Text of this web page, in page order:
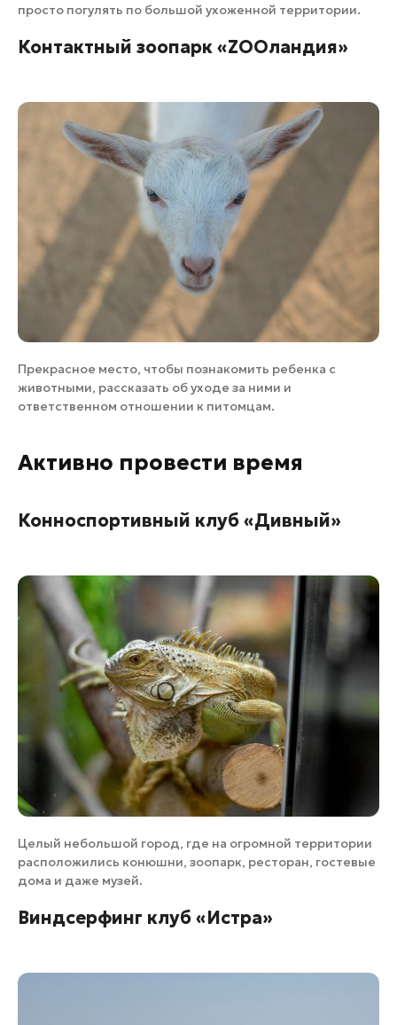
просто погулять по большой ухоженной территории.
Контактный зоопарк «ZOOландия»
Прекрасное место, чтобы познакомить ребенка с
животными, рассказать об уходе за ними и
ответственном отношении к питомцам.
Активно провести время
Конноспортивный клуб «Дивный»
Целый небольшой город, где на огромной территории
расположились конюшни, зоопарк, ресторан, гостевые
дома и даже музей.
Виндсерфинг клуб «Истра»